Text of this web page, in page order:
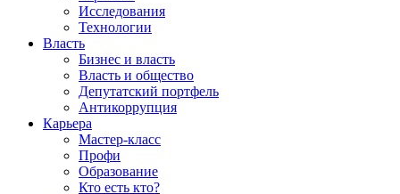
Исследования
Технологии
Власть
Бизнес и власть
Власть и общество
Депутатский портфель
Антикоррупция
Карьера
Мастер-класс
Профи
Образование
Кто есть кто?